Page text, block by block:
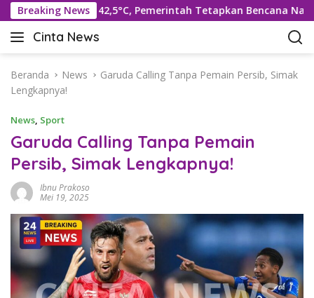
a
Breaking News
Rekor 42,5°C, Pemerintah Tetapkan Bencana Nasional
Cinta News
C
n
t
N
e
w
s
K
a
b
a
r
e
Beranda News
Garuda Calling Tanpa Pemain Persib, Simak
Lengkapnya!
News, Sport
Garuda Calling Tanpa Pemain
Persib, Simak Lengkapnya!
Ibnu Prakoso
Mei 19, 2025